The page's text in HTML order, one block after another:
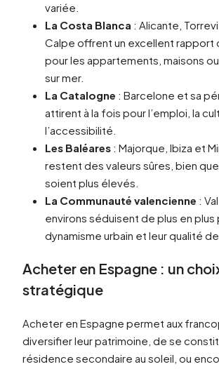
variée.
La Costa Blanca : Alicante,
Calpe offrent un excellent rapport
pour les appartements, maisons
sur mer.
La Catalogne : Barcelone et sa
attirent à la fois pour l’emploi, la
l’accessibilité.
Les Baléares : Majorque, Ibiza et
restent des valeurs sûres, bien
soient plus élevés.
La Communauté valencienne :
environs séduisent de plus en plus
dynamisme urbain et leur qualité de
Acheter en Espagne : un
stratégique
Acheter en Espagne permet aux
diversifier leur patrimoine, de se
résidence secondaire au soleil, ou